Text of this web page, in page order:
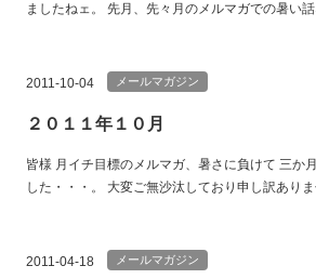
ましたねェ。 先月、先々月のメルマガでの暑い
2011-10-04 メールマガジン
２０１１年１０月
皆様 月イチ目標のメルマガ、暑さに負けて 三か
した・・・。 大変ご無沙汰しており申し訳あり
2011-04-18 メールマガジン